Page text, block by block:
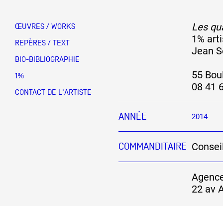
Partenaires
Crédits
ŒUVRES / WORKS
REPÈRES / TEXT
BIO-BIBLIOGRAPHIE
1%
CONTACT DE L'ARTISTE
Les
1%
Jean
55
08 41
ANNÉE 2014
COMMANDITAIRE
22 av